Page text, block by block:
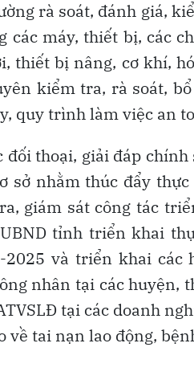
rà soát, đánh giá,
các máy, thiết bị, các
thiết bị nâng, cơ khí,
kiểm tra, rà soát,
quy trình làm việc an
đối thoại, giải đáp
sở nhằm thúc đẩy
giám sát công tác
tỉnh triển khai
và triển khai các
nhân tại các
tại các doanh
về tai nạn lao động,